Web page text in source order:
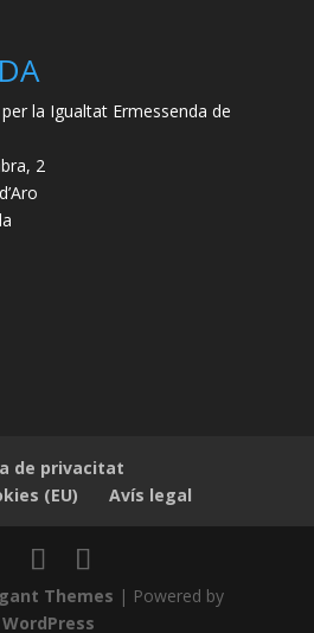
la Igualtat Ermessenda de
2
de privacitat
(EU)
Avís legal
Themes | Powered by
WordPress